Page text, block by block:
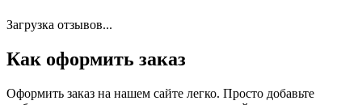
Загрузка отзывов...
Как оформить заказ
Оформить заказ на нашем сайте легко. Просто добавьте